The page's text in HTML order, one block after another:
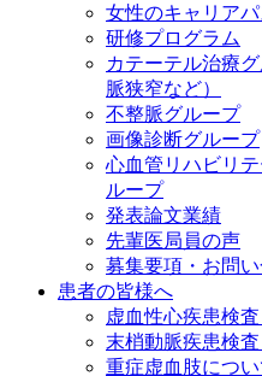
女性のキャリアパ
研修プログラム
カテーテル治療
脈狭窄など）
不整脈グループ
画像診断グループ
心血管リハビリテ
ループ
発表論文業績
先輩医局員の声
募集要項・お問
患者の皆様へ
虚血性心疾患検
末梢動脈疾患検
重症虚血肢につい